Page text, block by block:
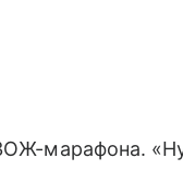
марафона. «Ну